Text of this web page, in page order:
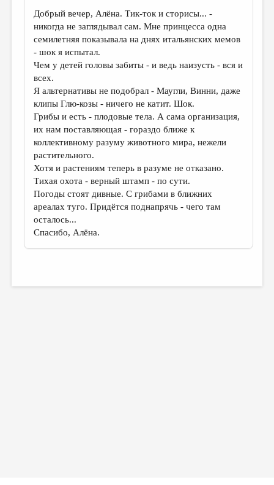
Добрый вечер, Алёна. Тик-ток и сторисы... -
никогда не заглядывал сам. Мне принцесса одна
семилетняя показывала на днях итальянских мемов
- шок я испытал.
Чем у детей головы забиты - и ведь наизусть - вся и
всех.
Я альтернативы не подобрал - Маугли, Винни, даже
клипы Глю-козы - ничего не катит. Шок.
Грибы и есть - плодовые тела. А сама организация,
их нам поставляющая - гораздо ближе к
коллективному разуму животного мира, нежели
растительного.
Хотя и растениям теперь в разуме не отказано.
Тихая охота - верный штамп - по сути.
Погоды стоят дивные. С грибами в ближних
ареалах туго. Придётся поднапрячь - чего там
осталось...
Спасибо, Алёна.